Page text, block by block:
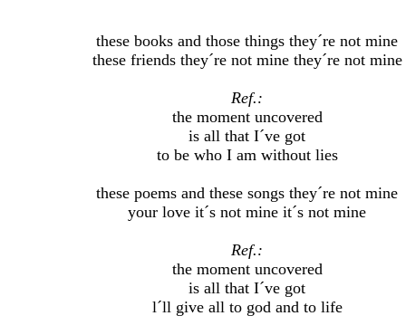
these books and those things they´re not mine
these friends they´re not mine they´re not mine
Ref.:
the moment uncovered
is all that I´ve got
to be who I am without lies
these poems and these songs they´re not mine
your love it´s not mine it´s not mine
Ref.:
the moment uncovered
is all that I´ve got
l´ll give all to god and to life